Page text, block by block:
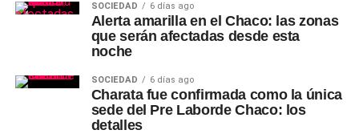
SOCIEDAD 6 días ago
Alerta amarilla en el Chaco: las zonas
que serán afectadas desde esta
noche
SOCIEDAD 6 días ago
Charata fue confirmada como la única
sede del Pre Laborde Chaco: los
detalles